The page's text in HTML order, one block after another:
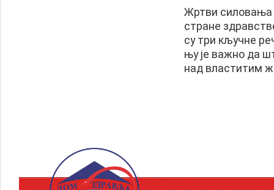
Жртви силовања
стране
су три кључне
њу је важно да
над властитим